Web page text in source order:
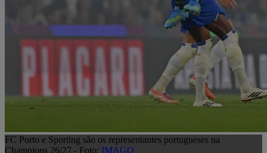
FC Porto e Sporting são os representantes portugueses na
Champions 26/27 - Foto: IMAGO